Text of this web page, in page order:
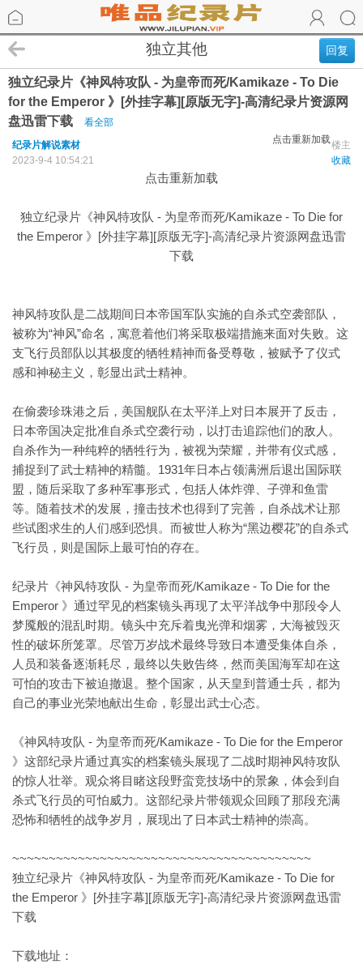
回复
独立其他
独立纪录片《神风特攻队 - 为皇帝而死/Kamikaze - To Die
for the Emperor 》[外挂字幕][原版无字]-高清纪录片资源网
盘迅雷下载
看全部
点击重新加载楼主
纪录片解说素材
收藏
2023-9-4 10:54:21
点击重新加载
独立纪录片《神风特攻队 - 为皇帝而死/Kamikaze - To Die for
the Emperor 》[外挂字幕][原版无字]-高清纪录片资源网盘迅雷
下载
神风特攻队是二战期间日本帝国军队实施的自杀式空袭部队，
被称为“神风”命名，寓意着他们将采取极端措施来面对失败。这
支飞行员部队以其极度的牺牲精神而备受尊敬，被赋予了仪式
感和神秘主义，彰显出武士精神。
在偷袭珍珠港之后，美国舰队在太平洋上对日本展开了反击，
日本帝国决定批准自杀式空袭行动，以打击追踪他们的敌人。
自杀作为一种纯粹的牺牲行为，被视为荣耀，并带有仪式感，
捕捉到了武士精神的精髓。1931年日本占领满洲后退出国际联
盟，随后采取了多种军事形式，包括人体炸弹、子弹和鱼雷
等。随着技术的发展，撞击技术也得到了完善，自杀战术让那
些试图求生的人们感到恐惧。而被世人称为“黑边樱花”的自杀式
飞行员，则是国际上最可怕的存在。
纪录片《神风特攻队 - 为皇帝而死/Kamikaze - To Die for the
Emperor 》通过罕见的档案镜头再现了太平洋战争中那段令人
梦魇般的混乱时期。镜头中充斥着曳光弹和烟雾，大海被毁灭
性的破坏所笼罩。尽管万岁战术最终导致日本遭受集体自杀，
人员和装备逐渐耗尽，最终以失败告终，然而美国海军却在这
可怕的攻击下被迫撤退。整个国家，从天皇到普通士兵，都为
自己的事业光荣地献出生命，彰显出武士心态。
《神风特攻队 - 为皇帝而死/Kamikaze - To Die for the Emperor
》这部纪录片通过真实的档案镜头展现了二战时期神风特攻队
的惊人壮举。观众将目睹这段野蛮竞技场中的景象，体会到自
杀式飞行员的可怕威力。这部纪录片带领观众回顾了那段充满
恐怖和牺牲的战争岁月，展现出了日本武士精神的崇高。
~~~~~~~~~~~~~~~~~~~~~~~~~~~~~~~~~~~~~~~~~
独立纪录片《神风特攻队 - 为皇帝而死/Kamikaze - To Die for
the Emperor 》[外挂字幕][原版无字]-高清纪录片资源网盘迅雷
下载
下载地址：